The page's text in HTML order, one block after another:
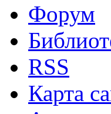
Форум
RSS
Карта